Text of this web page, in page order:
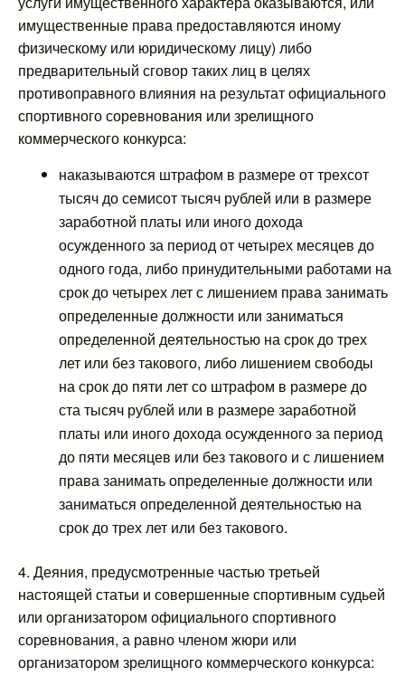
имущественные права предоставляются иному
физическому или юридическому лицу) либо
предварительный сговор таких лиц в целях
противоправного влияния на результат официального
спортивного соревнования или зрелищного
коммерческого конкурса:
наказываются штрафом в размере от трехсот
тысяч до семисот тысяч рублей или в размере
заработной платы или иного дохода
осужденного за период от четырех месяцев до
одного года, либо принудительными работами на
срок до четырех лет с лишением права занимать
определенные должности или заниматься
определенной деятельностью на срок до трех
лет или без такового, либо лишением свободы
на срок до пяти лет со штрафом в размере до
ста тысяч рублей или в размере заработной
платы или иного дохода осужденного за период
до пяти месяцев или без такового и с лишением
права занимать определенные должности или
заниматься определенной деятельностью на
срок до трех лет или без такового.
4. Деяния, предусмотренные частью третьей
настоящей статьи и совершенные спортивным судьей
или организатором официального спортивного
соревнования, а равно членом жюри или
организатором зрелищного коммерческого конкурса: